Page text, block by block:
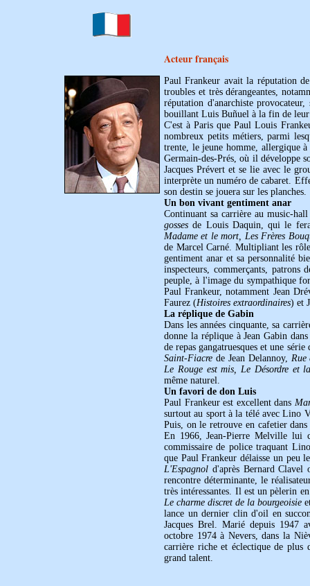
Acteur français
Paul Frankeur avait la réputation
troubles et très dérangeantes,
réputation d'anarchiste
bouillant Luis Buñuel à la fin de
C'est à Paris que Paul Louis
nombreux petits métiers, parmi
trente, le jeune homme, allergique
Germain-des-Prés, où il développe
Jacques Prévert et se lie avec le
interprète un numéro de cabaret.
son destin se jouera sur les planches.
Un bon vivant gentiment anar
Continuant sa carrière au music-
gosses de Louis Daquin, qui le
Madame et le mort, Les Frères
de Marcel Carné. Multipliant les
gentiment anar et sa personnalité
inspecteurs, commerçants,
peuple, à l'image du sympathique
Paul Frankeur, notamment Jean
Faurez (Histoires extraordinaires) et
La réplique de Gabin
Dans les années cinquante, sa
donne la réplique à Jean Gabin
de repas gangatruesques et une
Saint-Fiacre de Jean Delannoy, Rue
Le Rouge est mis, Le Désordre et
même naturel.
Un favori de don Luis
Paul Frankeur est excellent dans
surtout au sport à la télé avec Lino
Puis, on le retrouve en cafetier
En 1966, Jean-Pierre Melville lui
commissaire de police traquant
que Paul Frankeur délaisse un peu
L'Espagnol d'après Bernard Clavel
rencontre déterminante, le
très intéressantes. Il est un pèlerin
Le charme discret de la bourgeoisie
lance un dernier clin d'oil en
Jacques Brel. Marié depuis 1947
octobre 1974 à Nevers, dans la
carrière riche et éclectique de plus
grand talent.